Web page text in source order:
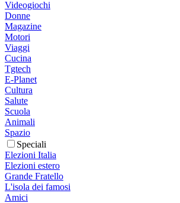
Videogiochi
Donne
Magazine
Motori
Viaggi
Cucina
Tgtech
E-Planet
Cultura
Salute
Scuola
Animali
Spazio
Speciali
Elezioni Italia
Elezioni estero
Grande Fratello
L'isola dei famosi
Amici